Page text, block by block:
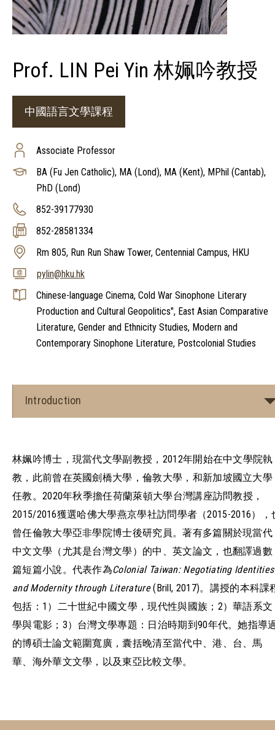
Prof. LIN Pei Yin 林姵吟教授
中國語言文學課程
Associate Professor
BA (Fu Jen Catholic), MA (Lond), MA (Kent), MPhil (Cantab),
PhD (Lond)
852-39177930
852-28581334
Rm 805, Run Run Shaw Tower, Centennial Campus, HKU
pylin@hku.hk
Chinese-language Cinema, Cold War Sinophone Literary
Production and Cultural Geopolitics", East Asian Comparative
Literature, Gender and Ethnicity Studies, Modern and
Contemporary Sinophone Literature, Postcolonial Studies
Introduction
林姵吟博士，現當代文學副教授，2012年開始在中文學院執
教，此前曾在英國劍橋大學，倫敦大學，和新加坡國立大學
任教。2020年秋季擔任荷蘭萊頓大學台灣講座訪問教授，
2015/2016獲選哈佛大學燕京學社訪問學者（2015-2016），
曾任倫敦大學亞非學院博士後研究員。著有多篇關於現當代
中文文學（尤其是台灣文學）的中、英文論文，也翻譯過數
篇短篇小說。代表作為Colonial Taiwan: Negotiating Identities
and Modernity through Literature(Brill, 2017)。講授的本科課
包括：1）二十世紀中國文學，現代性與國族；2）華語系文
學與電影；3）台灣文學專題：日治時期到90年代。她指導
的博碩士論文範圍寬廣，囊括晚清至當代中、港、台、馬
華、海外華文文學，以及東亞比較文學。